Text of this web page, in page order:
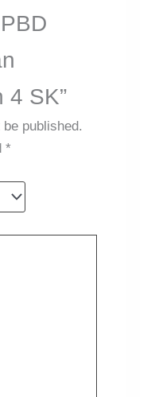
4 SK”
published.
*